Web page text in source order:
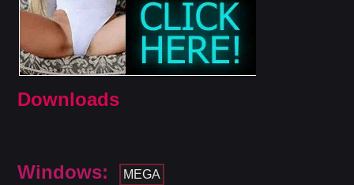
Downloads
Windows: MEGA